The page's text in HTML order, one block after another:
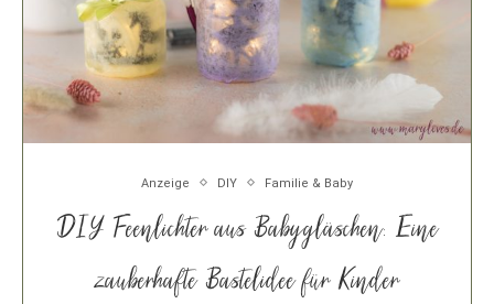
Anzeige DIY Familie & Baby
DIY Feenlichter aus Babygläschen: Eine
zauberhafte Bastelidee für Kinder